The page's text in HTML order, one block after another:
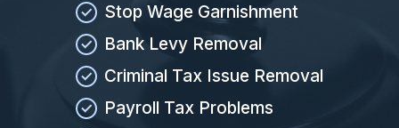
Stop Wage Garnishment
Bank Levy Removal
Criminal Tax Issue Removal
Payroll Tax Problems